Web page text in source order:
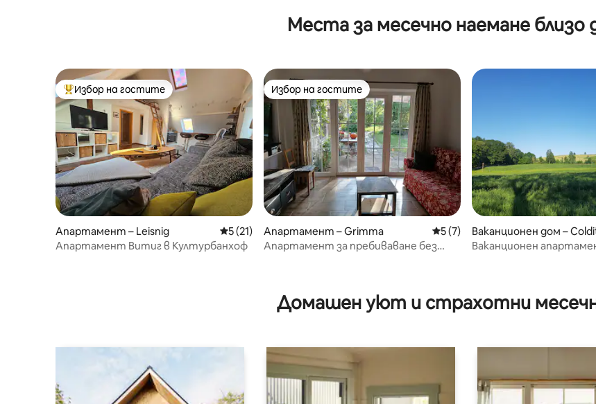
Места за месечно наемане близо
Най-популярен избор на гостите
Избор на гостите
Апартамент – Leisnig Средна оценка: 5 от 5, 21 отзива
5 (21)
Апартамент Витиг в Културбанхоф
Избор на гостите
Избор на гостите
Апартамент – Grimma Средна оценка: 5 от 5, 7 отзива
5 (7)
Апартамент за пребиваване без
Ваканционен дом –
Ваканционен
Домашен уют и страхотни